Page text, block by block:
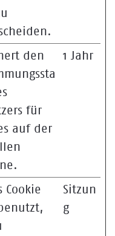
den
für
auf der
1 Jahr
Cookie
Sitzun
g